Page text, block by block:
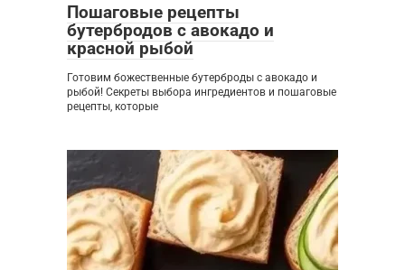
Пошаговые рецепты
бутербродов с авокадо и
красной рыбой
Готовим божественные бутерброды с авокадо и
рыбой! Секреты выбора ингредиентов и пошаговые
рецепты, которые